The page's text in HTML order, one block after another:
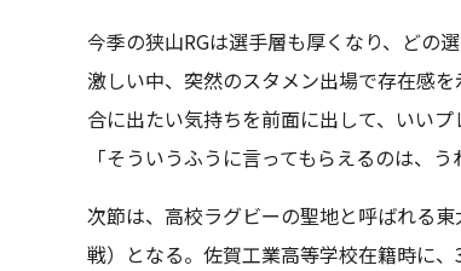
今季の狭山RGは選手層も厚くなり、どの
激しい中、突然のスタメン出場で存在感
合に出たい気持ちを前面に出して、いい
「そういうふうに言ってもらえるのは、
次節は、高校ラグビーの聖地と呼ばれる
戦）となる。佐賀工業高等学校在籍時に